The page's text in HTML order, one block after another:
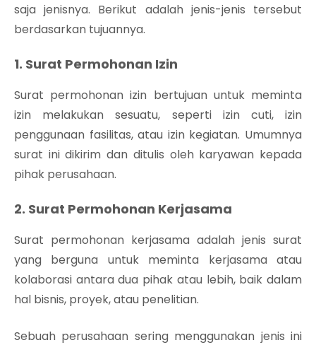
saja jenisnya. Berikut adalah jenis-jenis tersebut
berdasarkan tujuannya.
1. Surat Permohonan Izin
Surat permohonan izin bertujuan untuk meminta
izin melakukan sesuatu, seperti izin cuti, izin
penggunaan fasilitas, atau izin kegiatan. Umumnya
surat ini dikirim dan ditulis oleh karyawan kepada
pihak perusahaan.
2. Surat Permohonan Kerjasama
Surat permohonan kerjasama adalah jenis surat
yang berguna untuk meminta kerjasama atau
kolaborasi antara dua pihak atau lebih, baik dalam
hal bisnis, proyek, atau penelitian.
Sebuah perusahaan sering menggunakan jenis ini